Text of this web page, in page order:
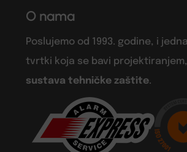
O nama
Poslujemo od 1993. godine, i
tvrtki koja se bavi
sustava tehničke zaštite.